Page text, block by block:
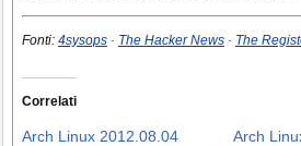
Fonti: 4sysops · The Hacker News · The
Correlati
Arch Linux 2012.08.04
Arch